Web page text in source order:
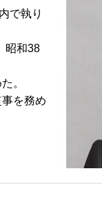
で執り
昭和38
。
を務め